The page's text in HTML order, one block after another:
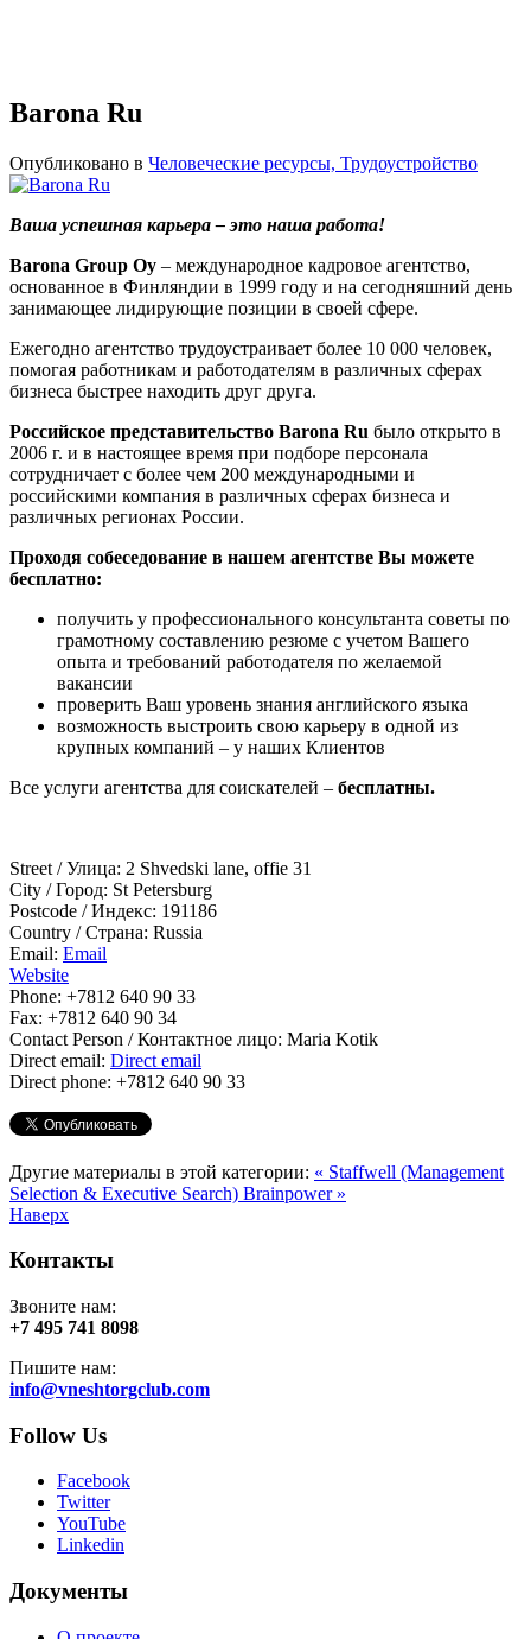
Barona Ru
Опубликовано в Человеческие ресурсы, Трудоустройство
Ваша успешная карьера – это наша работа!
Barona Group Oy – международное кадровое агентство,
основанное в Финляндии в 1999 году и на сегодняшний день
занимающее лидирующие позиции в своей сфере.
Ежегодно агентство трудоустраивает более 10 000 человек,
помогая работникам и работодателям в различных сферах
бизнеса быстрее находить друг друга.
Российское представительство Barona Ru было открыто в
2006 г. и в настоящее время при подборе персонала
сотрудничает с более чем 200 международными и
российскими компания в различных сферах бизнеса и
различных регионах России.
Проходя собеседование в нашем агентстве Вы можете
бесплатно:
получить у профессионального консультанта советы по
грамотному составлению резюме с учетом Вашего
опыта и требований работодателя по желаемой
вакансии
проверить Ваш уровень знания английского языка
возможность выстроить свою карьеру в одной из
крупных компаний – у наших Клиентов
Все услуги агентства для соискателей – бесплатны.
Street / Улица: 2 Shvedski lane, offie 31
City / Город: St Petersburg
Postcode / Индекс: 191186
Country / Страна: Russia
Email: Email
Website
Phone: +7812 640 90 33
Fax: +7812 640 90 34
Contact Person / Контактное лицо: Maria Kotik
Direct email: Direct email
Direct phone: +7812 640 90 33
Другие материалы в этой категории: « Staffwell (Management
Selection & Executive Search) Brainpower »
Наверх
Контакты
Звоните нам:
+7 495 741 8098
Пишите нам:
info@vneshtorgclub.com
Follow Us
Facebook
Twitter
YouTube
Linkedin
Документы